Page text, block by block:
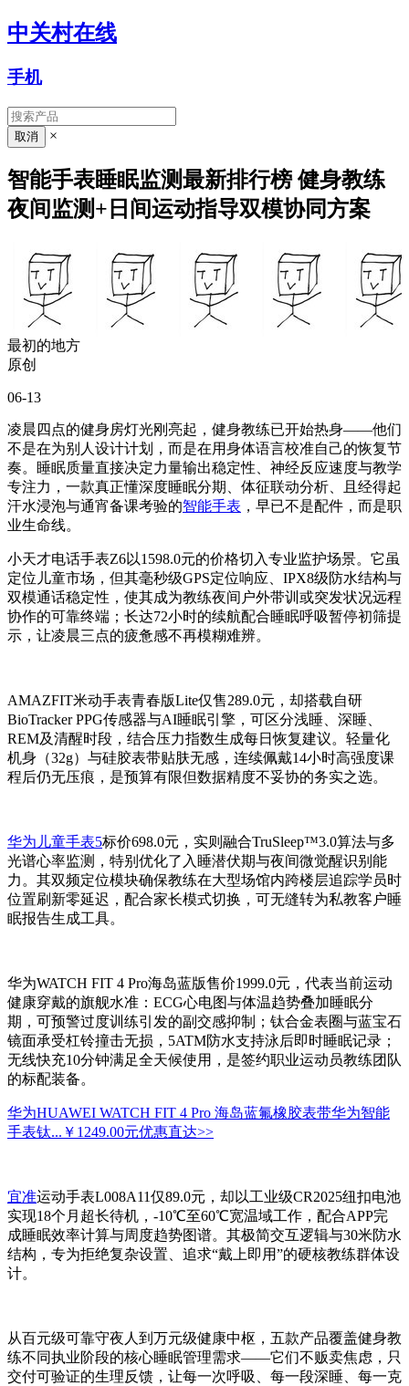
中关村在线
手机
×
智能手表睡眠监测最新排行榜 健身教练
夜间监测+日间运动指导双模协同方案
最初的地方
原创
06-13
凌晨四点的健身房灯光刚亮起，健身教练已开始热身——他们
不是在为别人设计计划，而是在用身体语言校准自己的恢复节
奏。睡眠质量直接决定力量输出稳定性、神经反应速度与教学
专注力，一款真正懂深度睡眠分期、体征联动分析、且经得起
汗水浸泡与通宵备课考验的智能手表 ，早已不是配件，而是职
业生命线。
小天才电话手表Z6以1598.0元的价格切入专业监护场景。它虽
定位儿童市场，但其毫秒级GPS定位响应、IPX8级防水结构与
双模通话稳定性，使其成为教练夜间户外带训或突发状况远程
协作的可靠终端；长达72小时的续航配合睡眠呼吸暂停初筛提
示，让凌晨三点的疲惫感不再模糊难辨。
AMAZFIT米动手表青春版Lite仅售289.0元，却搭载自研
BioTracker PPG传感器与AI睡眠引擎，可区分浅睡、深睡、
REM及清醒时段，结合压力指数生成每日恢复建议。轻量化
机身（32g）与硅胶表带贴肤无感，连续佩戴14小时高强度课
程后仍无压痕，是预算有限但数据精度不妥协的务实之选。
华为儿童手表5标价698.0元，实则融合TruSleep™3.0算法与多
光谱心率监测，特别优化了入睡潜伏期与夜间微觉醒识别能
力。其双频定位模块确保教练在大型场馆内跨楼层追踪学员时
位置刷新零延迟，配合家长模式切换，可无缝转为私教客户睡
眠报告生成工具。
华为WATCH FIT 4 Pro海岛蓝版售价1999.0元，代表当前运动
健康穿戴的旗舰水准：ECG心电图与体温趋势叠加睡眠分
期，可预警过度训练引发的副交感抑制；钛合金表圈与蓝宝石
镜面承受杠铃撞击无损，5ATM防水支持泳后即时睡眠记录；
无线快充10分钟满足全天候使用，是签约职业运动员教练团队
的标配装备。
华为HUAWEI WATCH FIT 4 Pro 海岛蓝氟橡胶表带华为智能
手表钛... ￥1249.00元优惠直达>>
宜准运动手表L008A11仅89.0元，却以工业级CR2025纽扣电池
实现18个月超长待机，-10℃至60℃宽温域工作，配合APP完
成睡眠效率计算与周度趋势图谱。其极简交互逻辑与30米防水
结构，专为拒绝复杂设置、追求“戴上即用”的硬核教练群体设
计。
从百元级可靠守夜人到万元级健康中枢，五款产品覆盖健身教
练不同执业阶段的核心睡眠管理需求——它们不贩卖焦虑，只
交付可验证的生理反馈，让每一次呼吸、每一段深睡、每一克